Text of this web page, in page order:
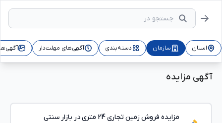
استان سازمان دسته‌بندی آگهی‌های مهلت‌دار
آگهی مزایده
مزایده فروش زمین تجاری 24 متری در بازار سنتی